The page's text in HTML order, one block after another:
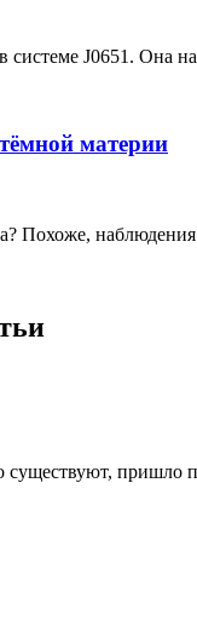
системе J0651. Она
материи
Похоже,
существуют, пришло